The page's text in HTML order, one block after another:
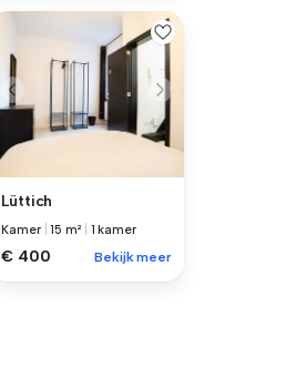
Lüttich
Kamer |15 m² 1 kamer
€ 400 Bekijk meer